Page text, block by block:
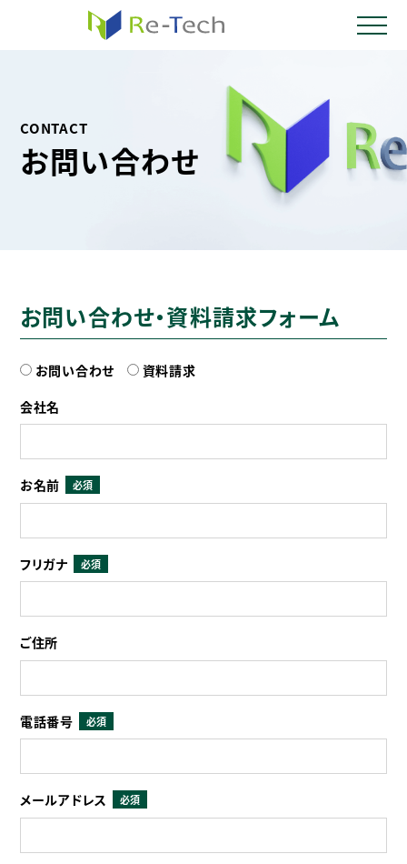
CONTACT
お問い合わせ
お問い合わせ・資料請求フォーム
お問い合わせ
資料請求
会社名
お名前 必須
フリガナ 必須
ご住所
電話番号 必須
メールアドレス 必須